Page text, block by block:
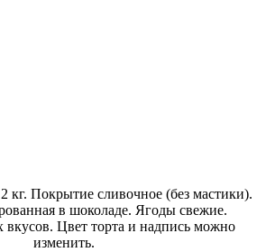
кг. Покрытие сливочное (без мастики).
в шоколаде. Ягоды свежие.
Цвет торта и надпись можно
изменить.